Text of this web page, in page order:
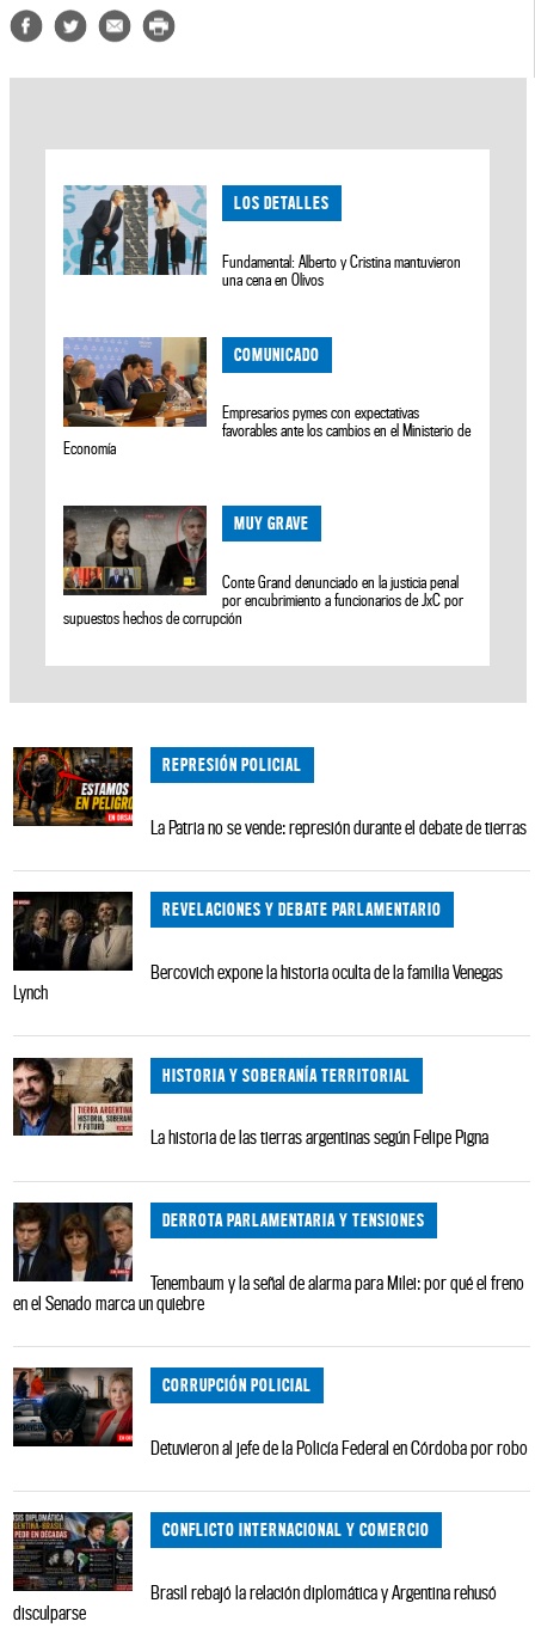
LOS DETALLES
Fundamental: Alberto y Cristina mantuvieron
una cena en Olivos
COMUNICADO
Empresarios pymes con expectativas
favorables ante los cambios en el Ministerio de
Economía
MUY GRAVE
Conte Grand denunciado en la justicia penal
por encubrimiento a funcionarios de JxC por
supuestos hechos de corrupción
REPRESIÓN POLICIAL
La Patria no se vende: represión durante el debate de tierras
REVELACIONES Y DEBATE PARLAMENTARIO
Bercovich expone la historia oculta de la familia Venegas
Lynch
HISTORIA Y SOBERANÍA TERRITORIAL
La historia de las tierras argentinas según Felipe Pigna
DERROTA PARLAMENTARIA Y TENSIONES
Tenembaum y la señal de alarma para Milei: por qué el freno
en el Senado marca un quiebre
CORRUPCIÓN POLICIAL
Detuvieron al jefe de la Policía Federal en Córdoba por robo
CONFLICTO INTERNACIONAL Y COMERCIO
Brasil rebajó la relación diplomática y Argentina rehusó
disculparse